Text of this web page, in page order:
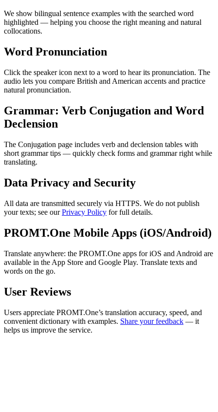
We show bilingual sentence examples with the searched word
highlighted — helping you choose the right meaning and natural
collocations.
Word Pronunciation
Click the speaker icon next to a word to hear its pronunciation. The
audio lets you compare British and American accents and practice
natural pronunciation.
Grammar: Verb Conjugation and Word
Declension
The Conjugation page includes verb and declension tables with
short grammar tips — quickly check forms and grammar right while
translating.
Data Privacy and Security
All data are transmitted securely via HTTPS. We do not publish
your texts; see ourPrivacy Policy for full details.
PROMT.One Mobile Apps (iOS/Android)
Translate anywhere: the PROMT.One apps for iOS and Android are
available in the App Store and Google Play. Translate texts and
words on the go.
User Reviews
Users appreciate PROMT.One’s translation accuracy, speed, and
convenient dictionary with examples. Share your feedback — it
helps us improve the service.